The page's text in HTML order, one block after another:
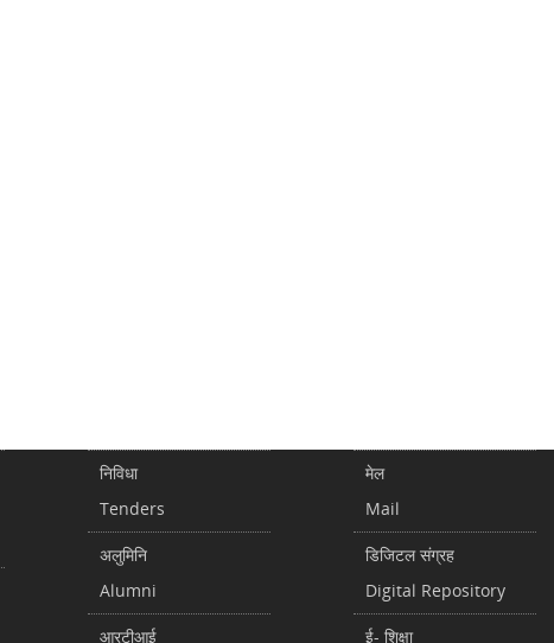
निविधा
Tenders
अलुमिनि
Alumni
आरटीआई
मेल
Mail
डिजिटल संग्रह
Digital Repository
ई- शिक्षा